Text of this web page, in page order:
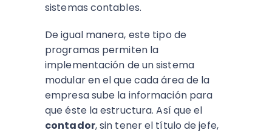
sistemas contables.
De igual manera, este tipo de
programas permiten la
implementación de un sistema
modular en el que cada área de la
empresa sube la información para
que éste la estructura. Así que el
contador, sin tener el título de jefe,